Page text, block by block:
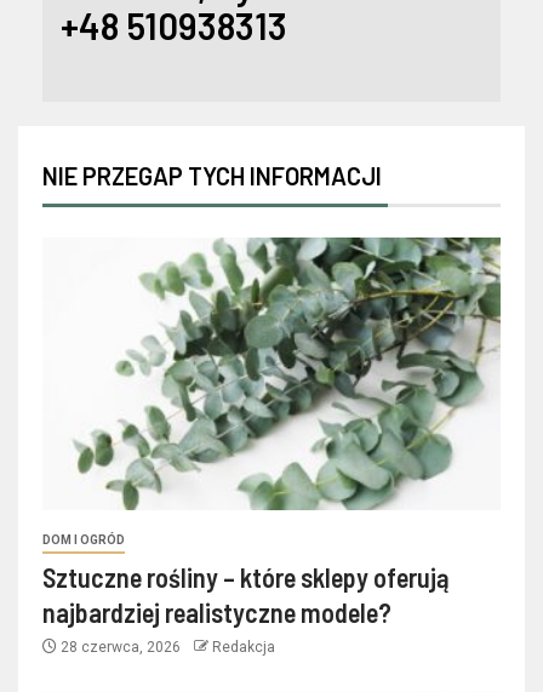
+48 510938313
NIE PRZEGAP TYCH INFORMACJI
DOM I OGRÓD
Sztuczne rośliny – które sklepy oferują
najbardziej realistyczne modele?
28 czerwca, 2026 Redakcja